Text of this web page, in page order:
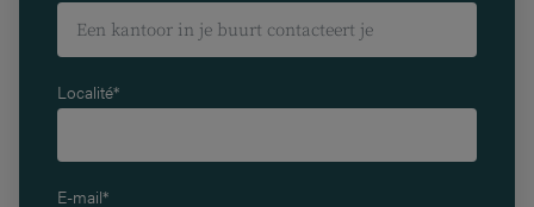
Localité*
E-mail*